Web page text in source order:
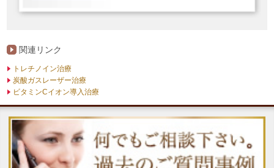
関連リンク
トレチノイン治療
炭酸ガスレーザー治療
ビタミンCイオン導入治療